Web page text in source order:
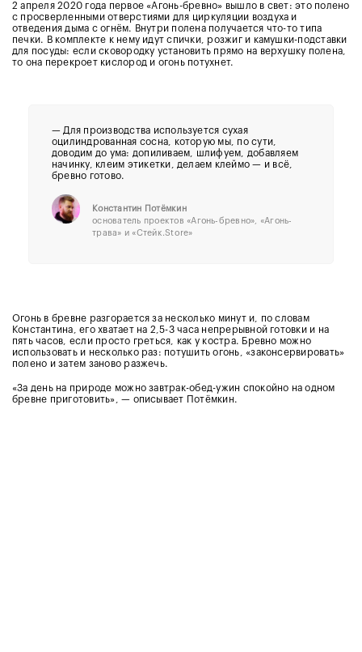
2 апреля 2020 года первое «Агонь-бревно» вышло в свет: это полено
с просверленными отверстиями для циркуляции воздуха и
отведения дыма с огнём. Внутри полена получается что-то типа
печки. В комплекте к нему идут спички, розжиг и камушки-подставки
для посуды: если сковородку установить прямо на верхушку полена,
то она перекроет кислород и огонь потухнет.
— Для производства используется сухая
оцилиндрованная сосна, которую мы, по сути,
доводим до ума: допиливаем, шлифуем, добавляем
начинку, клеим этикетки, делаем клеймо — и всё,
бревно готово.
Константин Потёмкин
основатель проектов «Агонь-бревно», «Агонь-
трава» и «Стейк.Store»
Огонь в бревне разгорается за несколько минут и, по словам
Константина, его хватает на 2,5-3 часа непрерывной готовки и на
пять часов, если просто греться, как у костра. Бревно можно
использовать и несколько раз: потушить огонь, «законсервировать»
полено и затем заново разжечь.
«За день на природе можно завтрак-обед-ужин спокойно на одном
бревне приготовить», — описывает Потёмкин.